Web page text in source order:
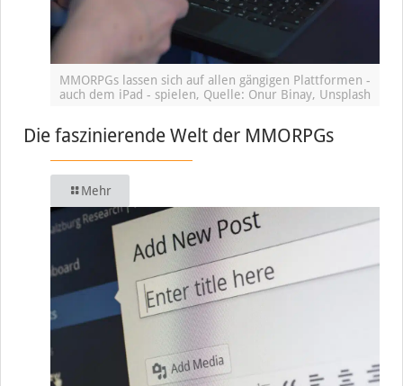
MMORPGs lassen sich auf allen gängigen Plattformen -
auch dem iPad - spielen, Quelle: Onur Binay, Unsplash
Die faszinierende Welt der MMORPGs
Mehr